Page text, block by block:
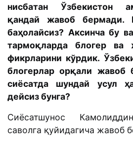
нисбатан Ўзбекистон
қандай жавоб бермади.
баҳолайсиз? Аксинча бу
тармоқларда блогер ва
фикрларини кўрдик.
блогерлар орқали жавоб
сиёсатда шундай усул
дейсиз бунга?
Сиёсатшунос
саволга қуйидагича жавоб